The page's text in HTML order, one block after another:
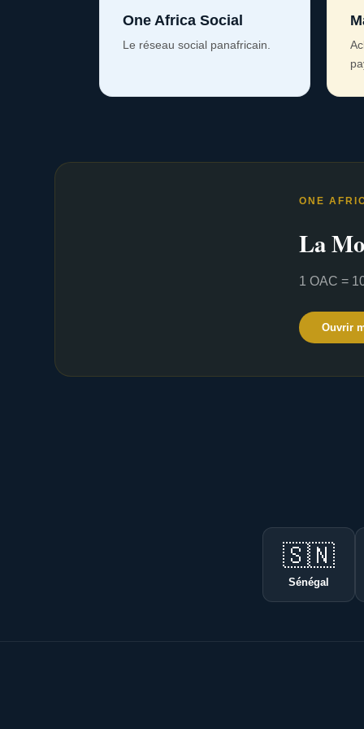
One Africa Social
Le réseau social panafricain.
ONE
La
1 OAC =
Ouvrir
🇸🇳
Sénégal